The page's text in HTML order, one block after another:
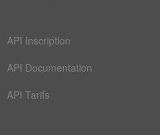
API Inscription
API Documentation
API Tarifs